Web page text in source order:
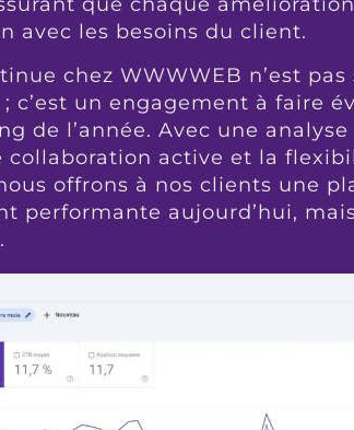
avec les besoins du client.
chez WWWWEB n’est
c’est un engagement à faire
de l’année. Avec une
collaboration active et la
offrons à nos clients une
performante aujourd’hui,